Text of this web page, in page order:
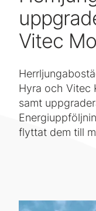
Vitec
Hyra och Vitec
samt
flyttat dem till